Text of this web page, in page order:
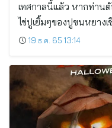
เทศกาลนี้แล้ว หากท่าน
ไข่ปูเยิ้มๆของปูขนหยางเ
19 ธ.ค. 65 13:14